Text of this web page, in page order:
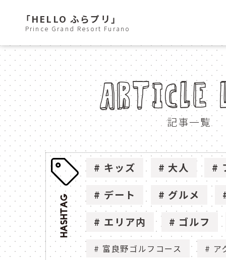
「HELLO ふらプリ」
Prince Grand Resort Furano
ARTICLE
記事一覧
キッズ 大人
デート
グルメ
エリア内
ゴルフ
富良野ゴルフコース ア